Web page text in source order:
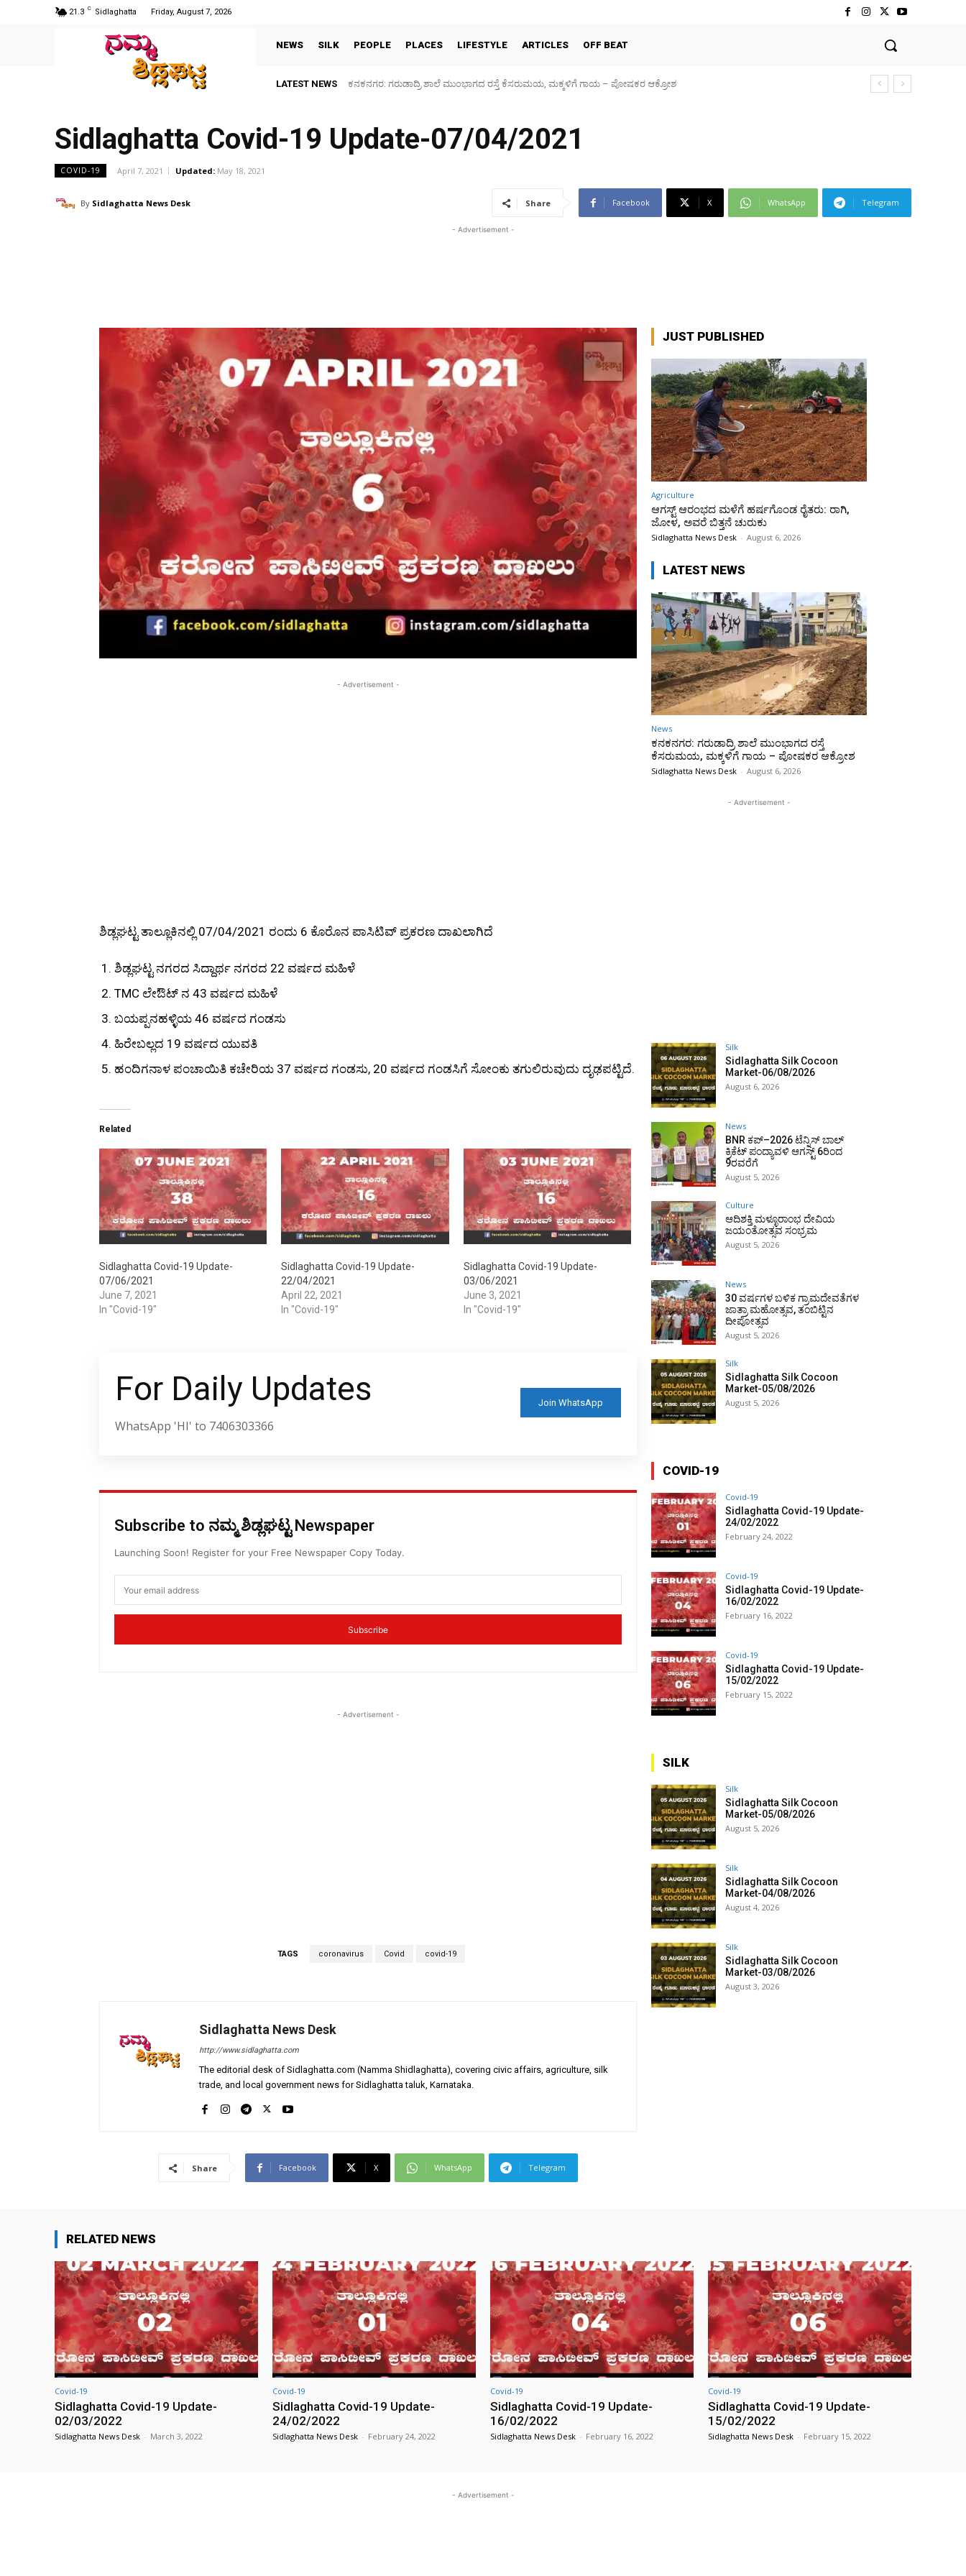
21.3 C Sidlaghatta Friday, August 7, 2026
NEWS SILK PEOPLE PLACES LIFESTYLE ARTICLES OFF BEAT
LATEST NEWS Sidlaghatta Silk Cocoon Market-06/08/2026
Sidlaghatta Covid-19 Update-07/04/2021
COVID-19 April 7, 2021 Updated: May 18, 2021
By Sidlaghatta News Desk Share Facebook X WhatsApp Telegram
- Advertisement -
- Advertisement -
ಶಿಡ್ಲಘಟ್ಟ ತಾಲ್ಲೂಕಿನಲ್ಲಿ 07/04/2021 ರಂದು 6 ಕೊರೊನ ಪಾಸಿಟಿವ್ ಪ್ರಕರಣ ದಾಖಲಾಗಿದೆ
ಶಿಡ್ಲಘಟ್ಟ ನಗರದ ಸಿದ್ದಾರ್ಥ ನಗರದ 22 ವರ್ಷದ ಮಹಿಳೆ
TMC ಲೇಔಟ್ ನ 43 ವರ್ಷದ ಮಹಿಳೆ
ಬಯಪ್ಪನಹಳ್ಳಿಯ 46 ವರ್ಷದ ಗಂಡಸು
ಹಿರೇಬಲ್ಲದ 19 ವರ್ಷದ ಯುವತಿ
ಹಂದಿಗನಾಳ ಪಂಚಾಯಿತಿ ಕಚೇರಿಯ 37 ವರ್ಷದ ಗಂಡಸು, 20 ವರ್ಷದ ಗಂಡಸಿಗೆ ಸೋಂಕು ತಗುಲಿರುವುದು ದೃಢಪಟ್ಟಿದೆ.
Related
Sidlaghatta Covid-19 Update-
07/06/2021
June 7, 2021
In "Covid-19"
Sidlaghatta Covid-19 Update-
22/04/2021
April 22, 2021
In "Covid-19"
Sidlaghatta Covid-19 Update-
03/06/2021
June 3, 2021
In "Covid-19"
For Daily Updates
WhatsApp 'HI' to 7406303366
Join WhatsApp
Subscribe to ನಮ್ಮ ಶಿಡ್ಲಘಟ್ಟ Newspaper
Launching Soon! Register for your Free Newspaper Copy Today.
Subscribe
- Advertisement -
TAGS coronavirus Covid covid-19
Sidlaghatta News Desk
http://www.sidlaghatta.com
The editorial desk of Sidlaghatta.com (Namma Shidlaghatta), covering civic affairs, agriculture, silk
trade, and local government news for Sidlaghatta taluk, Karnataka.
Share Facebook X WhatsApp Telegram
JUST PUBLISHED
Agriculture
ಆಗಸ್ಟ್ ಆರಂಭದ ಮಳೆಗೆ ಹರ್ಷಗೊಂಡ ರೈತರು: ರಾಗಿ,
ಜೋಳ, ಅವರೆ ಬಿತ್ತನೆ ಚುರುಕು
Sidlaghatta News Desk - August 6, 2026
LATEST NEWS
News
ಕನಕನಗರ: ಗರುಡಾದ್ರಿ ಶಾಲೆ ಮುಂಭಾಗದ ರಸ್ತೆ
ಕೆಸರುಮಯ, ಮಕ್ಕಳಿಗೆ ಗಾಯ – ಪೋಷಕರ ಆಕ್ರೋಶ
Sidlaghatta News Desk - August 6, 2026
- Advertisement -
Silk
Sidlaghatta Silk Cocoon
Market-06/08/2026
August 6, 2026
News
BNR ಕಪ್–2026 ಟೆನ್ನಿಸ್ ಬಾಲ್
ಕ್ರಿಕೆಟ್ ಪಂದ್ಯಾವಳಿ ಆಗಸ್ಟ್ 6ರಿಂದ
9ರವರೆಗೆ
August 5, 2026
Culture
ಆದಿಶಕ್ತಿ ಮಳ್ಳೂರಾಂಭ ದೇವಿಯ
ಜಯಂತೋತ್ಸವ ಸಂಭ್ರಮ
August 5, 2026
News
30 ವರ್ಷಗಳ ಬಳಿಕ ಗ್ರಾಮದೇವತೆಗಳ
ಜಾತ್ರಾ ಮಹೋತ್ಸವ, ತಂಬಿಟ್ಟಿನ
ದೀಪೋತ್ಸವ
August 5, 2026
Silk
Sidlaghatta Silk Cocoon
Market-05/08/2026
August 5, 2026
COVID-19
Covid-19
Sidlaghatta Covid-19 Update-
24/02/2022
February 24, 2022
Covid-19
Sidlaghatta Covid-19 Update-
16/02/2022
February 16, 2022
Covid-19
Sidlaghatta Covid-19 Update-
15/02/2022
February 15, 2022
SILK
Silk
Sidlaghatta Silk Cocoon
Market-05/08/2026
August 5, 2026
Silk
Sidlaghatta Silk Cocoon
Market-04/08/2026
August 4, 2026
Silk
Sidlaghatta Silk Cocoon
Market-03/08/2026
August 3, 2026
RELATED NEWS
Covid-19
Sidlaghatta Covid-19 Update-
02/03/2022
Sidlaghatta News Desk - March 3, 2022
Covid-19
Sidlaghatta Covid-19 Update-
24/02/2022
Sidlaghatta News Desk - February 24, 2022
Covid-19
Sidlaghatta Covid-19 Update-
16/02/2022
Sidlaghatta News Desk - February 16, 2022
Covid-19
Sidlaghatta Covid-19 Update-
15/02/2022
Sidlaghatta News Desk - February 15, 2022
- Advertisement -